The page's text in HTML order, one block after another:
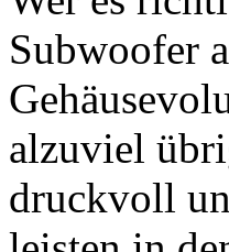
Subwoofer
alzuviel
druckvoll